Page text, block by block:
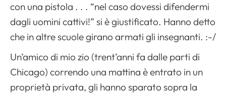
con una pistola . . . “nel caso dovessi difendermi
dagli uomini cattivi!” si è giustificato. Hanno detto
che in altre scuole girano armati gli insegnanti. :-/
Un’amico di mio zio (trent’anni fa dalle parti di
Chicago) correndo una mattina è entrato in un
proprietà privata, gli hanno sparato sopra la